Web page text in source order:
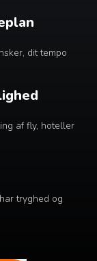
dit tempo
af fly, hoteller
tryghed og